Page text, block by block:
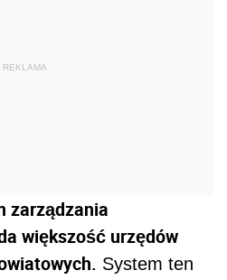
REKLAMA
zarządzania
większość urzędów
System ten